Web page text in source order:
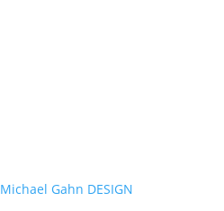
Michael Gahn DESIGN